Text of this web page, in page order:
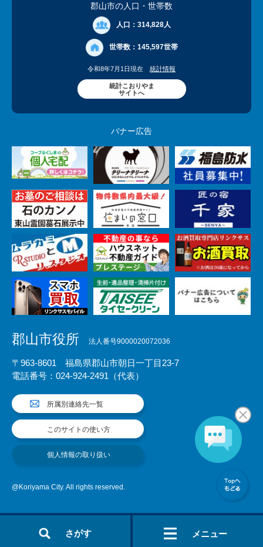
さがす メニュー
郡山市の人口 ・世帯数
人口： 314,828人
世帯数： 145,597世帯
令和8年7月1日現在 統計情報
統計こおりやま
サイトへ
バナー広告
郡山市役所 法人番号9000020072036
〒963-8601 福島県郡山市朝日一丁目23-7
電話番号：024-924-2491（代表）
所属別連絡先一覧
このサイトの使い方
個人情報の取り扱い
@Koriyama City. All rights reserved.